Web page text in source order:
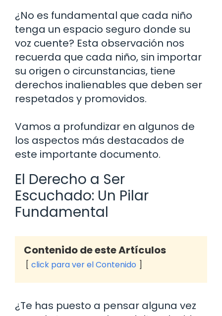
¿No es fundamental que cada niño
tenga un espacio seguro donde su
voz cuente? Esta observación nos
recuerda que cada niño, sin importar
su origen o circunstancias, tiene
derechos inalienables que deben ser
respetados y promovidos.
Vamos a profundizar en algunos de
los aspectos más destacados de
este importante documento.
El Derecho a Ser
Escuchado: Un Pilar
Fundamental
Contenido de este Artículos
click para ver el Contenido
¿Te has puesto a pensar alguna vez